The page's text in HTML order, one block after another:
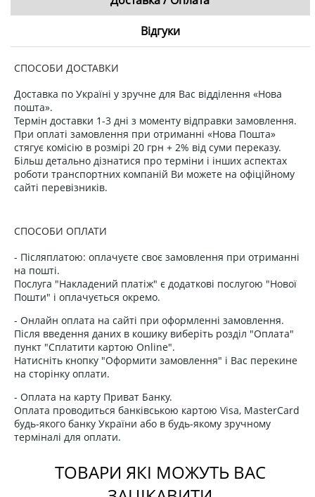
Відгуки
СПОСОБИ ДОСТАВКИ
Доставка по Україні у зручне для Вас відділення «Нова
пошта».
Термін доставки 1-3 дні з моменту відправки замовлення.
При оплаті замовлення при отриманні «Нова Пошта»
стягує комісію в розмірі 20 грн + 2% від суми переказу.
Більш детально дізнатися про терміни і інших аспектах
роботи транспортних компаній Ви можете на офіційному
сайті перевізників.
СПОСОБИ ОПЛАТИ
- Післяплатою: оплачуєте своє замовлення при отриманні
на пошті.
Послуга "Накладений платіж" є додаткові послугою "Нової
Пошти" і оплачується окремо.
- Онлайн оплата на сайті при оформленні замовлення.
Після введення даних в кошику виберіть розділ "Оплата"
пункт "Сплатити картою Online".
Натисніть кнопку "Оформити замовлення" і Вас перекине
на сторінку оплати.
- Оплата на карту Приват Банку.
Оплата проводиться банківською картою Visa, MasterCard
будь-якого банку України або в будь-якому зручному
терміналі для оплати.
ТОВАРИ ЯКІ МОЖУТЬ ВАС